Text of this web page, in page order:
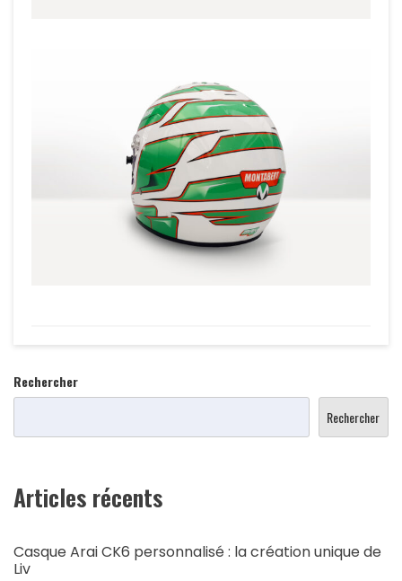
Rechercher
Rechercher
Articles récents
Casque Arai CK6 personnalisé : la création unique de
Liv